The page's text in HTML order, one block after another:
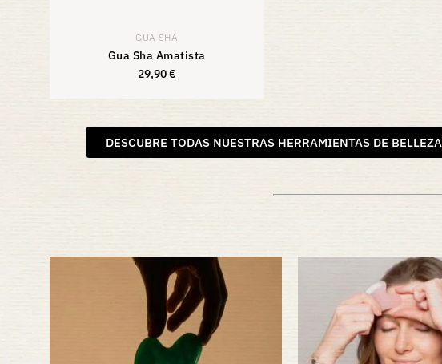
GUA SHA
Gua Sha Amatista
29,90€
DESCUBRE TODAS NUESTRAS HERRAMIENTAS DE BELLEZA